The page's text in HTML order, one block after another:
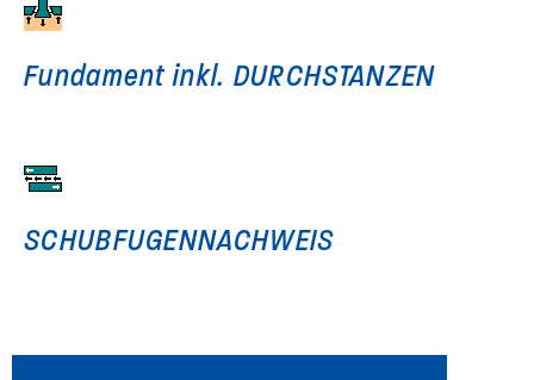
Fundament inkl. DURCHSTANZEN
SCHUBFUGENNACHWEIS